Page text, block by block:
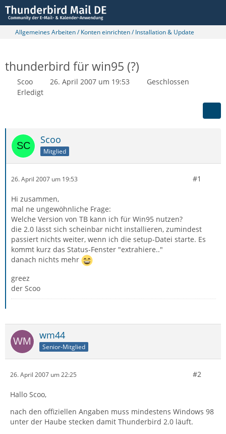
Allgemeines Arbeiten / Konten einrichten / Installation & Update
thunderbird für win95 (?)
Scoo 26. April 2007 um 19:53
Geschlossen
Erledigt
Scoo
Mitglied
26. April 2007 um 19:53 #1
Hi zusammen,
mal ne ungewöhnliche Frage:
Welche Version von TB kann ich für Win95 nutzen?
die 2.0 lässt sich scheinbar nicht installieren, zumindest
passiert nichts weiter, wenn ich die setup-Datei starte. Es
kommt kurz das Status-Fenster "extrahiere.."
danach nichts mehr
greez
der Scoo
wm44
Senior-Mitglied
26. April 2007 um 22:25 #2
Hallo Scoo,
nach den offiziellen Angaben muss mindestens Windows 98
unter der Haube stecken damit Thunderbird 2.0 läuft.